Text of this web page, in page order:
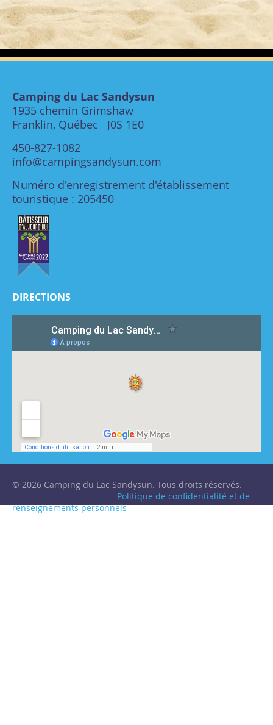
Camping du Lac Sandysun
1935 chemin Grimshaw
Franklin, Québec J0S 1E0
450-827-1082
info@campingsandysun.com
Numéro d'enregistrement d'établissement
touristique : 205450
DIRECTIONS
© 2026 Camping du Lac Sandysun. Tous droits réservés.
Politique de confidentialité et de
renseignements personnels